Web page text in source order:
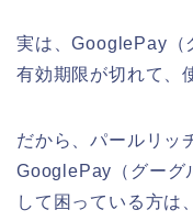
実は、GooglePay（
有効期限が切れて、
だから、パールリッ
GooglePay（グーグ
して困っている方は